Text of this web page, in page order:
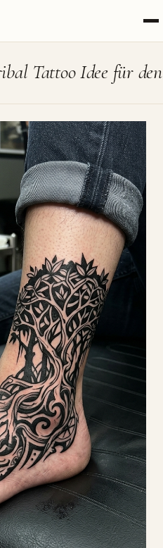
Tattoo Idee für den